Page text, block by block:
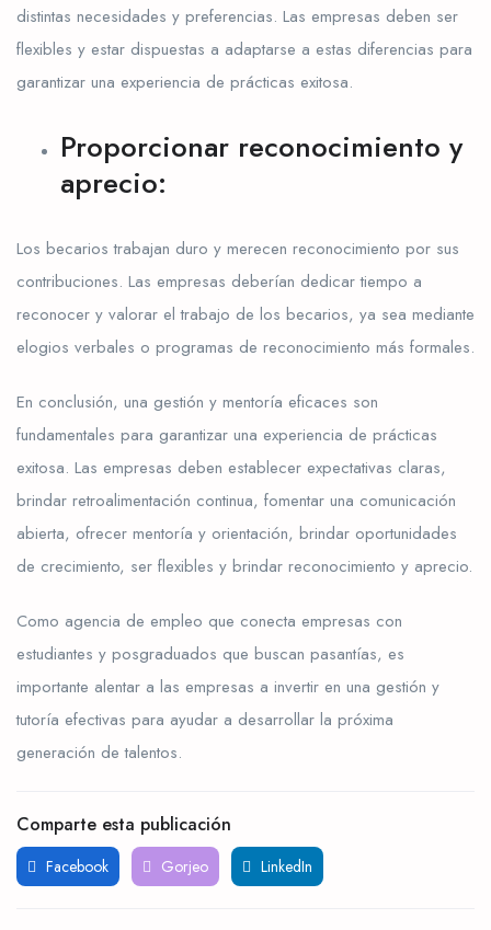
distintas necesidades y preferencias. Las empresas deben ser
flexibles y estar dispuestas a adaptarse a estas diferencias para
garantizar una experiencia de prácticas exitosa.
Proporcionar reconocimiento y
aprecio:
Los becarios trabajan duro y merecen reconocimiento por sus
contribuciones. Las empresas deberían dedicar tiempo a
reconocer y valorar el trabajo de los becarios, ya sea mediante
elogios verbales o programas de reconocimiento más formales.
En conclusión, una gestión y mentoría eficaces son
fundamentales para garantizar una experiencia de prácticas
exitosa. Las empresas deben establecer expectativas claras,
brindar retroalimentación continua, fomentar una comunicación
abierta, ofrecer mentoría y orientación, brindar oportunidades
de crecimiento, ser flexibles y brindar reconocimiento y aprecio.
Como agencia de empleo que conecta empresas con
estudiantes y posgraduados que buscan pasantías, es
importante alentar a las empresas a invertir en una gestión y
tutoría efectivas para ayudar a desarrollar la próxima
generación de talentos.
Comparte esta publicación
Facebook Gorjeo LinkedIn